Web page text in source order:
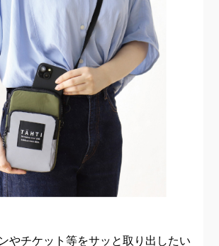
やチケット等をサッと取り出したい